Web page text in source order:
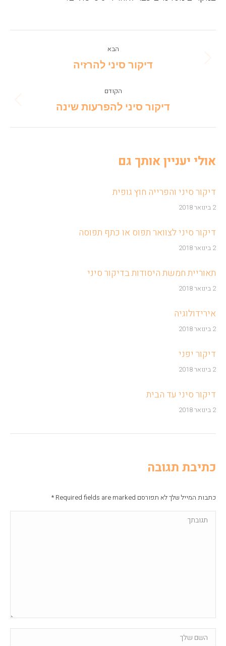
navigation
הקודם
Previous
דיקור סיני להפרעות שינה
הבא
Next
דיקור סיני להרזיה
אולי יעניין אותך גם
דיקור סיני והפרייה חוץ גופית
2 בינואר 2018
דיקור סיני לצוואר תפוס או כתף תפוסה
2 בינואר 2018
תאוריית חמשת היסודות בדיקור סיני
2 בינואר 2018
אירידולוגיה
2 בינואר 2018
דיקור יפני
2 בינואר 2018
דיקור סיני עד הבית
2 בינואר 2018
כתיבת תגובה
כתבות המייל שלך לא תפורסם Required fields are marked *
תגובתך
Name *